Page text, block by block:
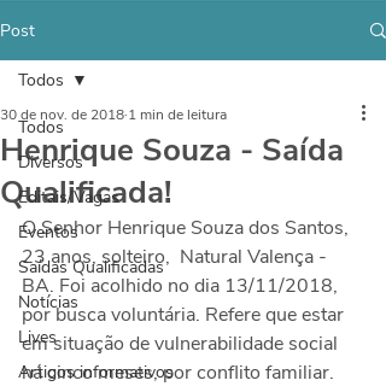
Post
Todos
Diversos
Editais/Vagas
Eventos
Saídas Qualificadas
Notícias
Lives
Artigos informativos
Todos
Henrique Souza - Saída
Qualificada!
30 de nov. de 2018 1 min de leitura
O Senhor Henrique Souza dos Santos,
23 anos, solteiro,  Natural Valença -
BA. Foi acolhido no dia 13/11/2018,
por busca voluntária. Refere que estar
em situação de vulnerabilidade social
há cinco meses, por conflito familiar.